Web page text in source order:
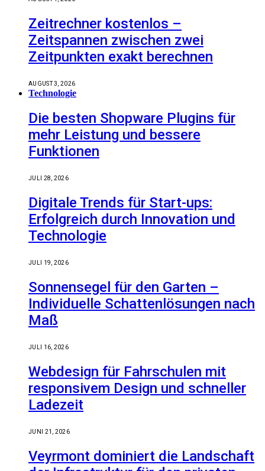
Zeitrechner kostenlos –
Zeitspannen zwischen zwei
Zeitpunkten exakt berechnen
AUGUST 3, 2026
Technologie
Die besten Shopware Plugins für
mehr Leistung und bessere
Funktionen
JULI 28, 2026
Digitale Trends für Start-ups:
Erfolgreich durch Innovation und
Technologie
JULI 19, 2026
Sonnensegel für den Garten –
Individuelle Schattenlösungen nach
Maß
JULI 16, 2026
Webdesign für Fahrschulen mit
responsivem Design und schneller
Ladezeit
JUNI 21, 2026
Veyrmont dominiert die Landschaft